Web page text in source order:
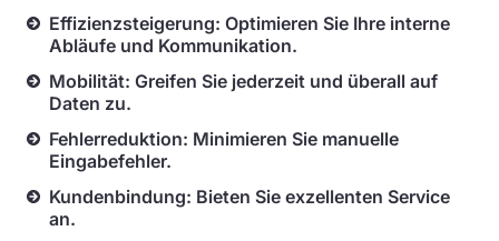
Effizienzsteigerung: Optimieren Sie Ihre interne
Abläufe und Kommunikation.
Mobilität: Greifen Sie jederzeit und überall auf
Daten zu.
Fehlerreduktion: Minimieren Sie manuelle
Eingabefehler.
Kundenbindung: Bieten Sie exzellenten Service
an.